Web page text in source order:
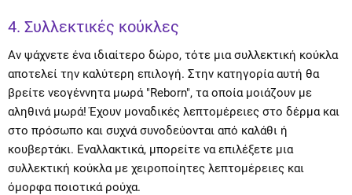
4. Συλλεκτικές κούκλες
Αν ψάχνετε ένα ιδιαίτερο δώρο, τότε μια συλλεκτική κούκλα
αποτελεί την καλύτερη επιλογή. Στην κατηγορία αυτή θα
βρείτε νεογέννητα μωρά "Reborn", τα οποία μοιάζουν με
αληθινά μωρά! Έχουν μοναδικές λεπτομέρειες στο δέρμα και
στο πρόσωπο και συχνά συνοδεύονται από καλάθι ή
κουβερτάκι. Εναλλακτικά, μπορείτε να επιλέξετε μια
συλλεκτική κούκλα με χειροποίητες λεπτομέρειες και
όμορφα ποιοτικά ρούχα.